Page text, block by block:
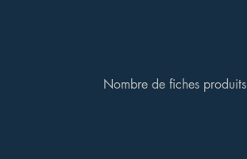
Nombre de fiches produits